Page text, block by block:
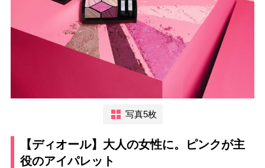
写真5枚
【ディオール】大人の女性に。ピンクが主
役のアイパレット